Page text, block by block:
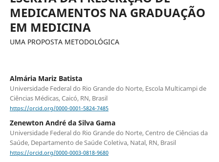
MEDICAMENTOS NA GRADUAÇÃO
EM MEDICINA
UMA PROPOSTA METODOLÓGICA
Almária Mariz Batista
Universidade Federal do Rio Grande do Norte, Escola Multicampi de
Ciências Médicas, Caicó, RN, Brasil
https://orcid.org/0000-0001-5824-7485
Zenewton André da Silva Gama
Universidade Federal do Rio Grande do Norte, Centro de Ciências da
Saúde, Departamento de Saúde Coletiva, Natal, RN, Brasil
https://orcid.org/0000-0003-0818-9680